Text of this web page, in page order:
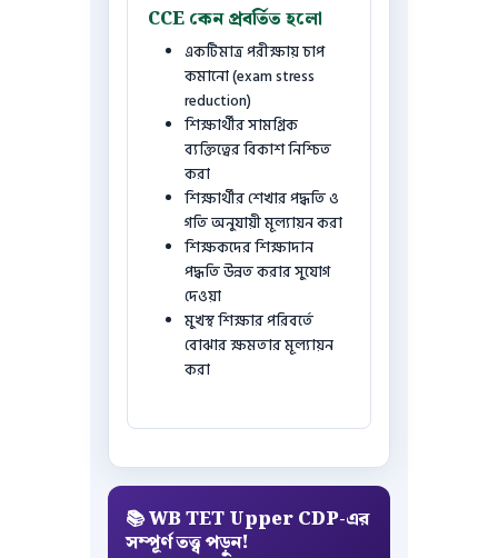
CCE কেন প্রবর্তিত হলো
একটিমাত্র পরীক্ষায় চাপ
কমানো (exam stress
reduction)
শিক্ষার্থীর সামগ্রিক
ব্যক্তিত্বের বিকাশ নিশ্চিত
করা
শিক্ষার্থীর শেখার পদ্ধতি ও
গতি অনুযায়ী মূল্যায়ন করা
শিক্ষকদের শিক্ষাদান
পদ্ধতি উন্নত করার সুযোগ
দেওয়া
মুখস্থ শিক্ষার পরিবর্তে
বোঝার ক্ষমতার মূল্যায়ন
করা
📚 WB TET Upper CDP-এর
সম্পূর্ণ তত্ত্ব পড়ুন!